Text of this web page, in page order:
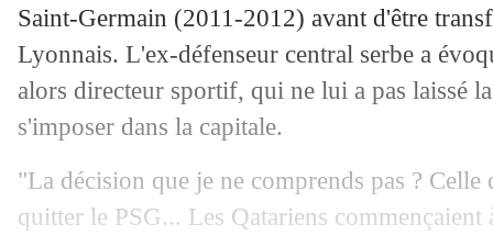
Saint-Germain (2011-2012) avant d'être
Lyonnais. L'ex-défenseur central serbe a
alors directeur sportif, qui ne lui a pas laissé
s'imposer dans la capitale.
"La décision que je ne comprends pas ?
quitter le PSG... Les Qatariens
06/10 PSG: Luis Enrique, les conseils de
06/10 Ita.: la Juventus encore freinée
06/10 Real: un an de plus pour Carvajal